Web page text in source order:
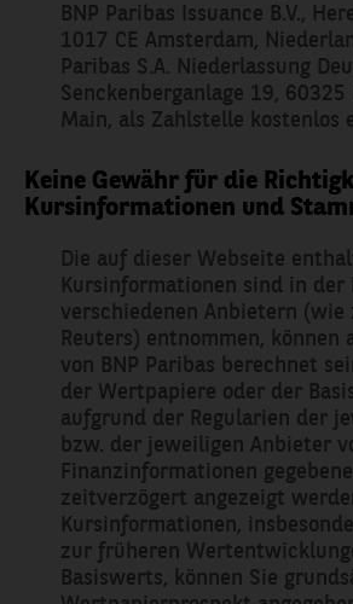
BNP Paribas Issuance B.V.,
1017 CE Amsterdam,
Paribas S.A. Niederlassung
Senckenberganlage 19,
Main, als Zahlstelle kostenlos
Keine Gewähr für die
Kursinformationen und
Die auf dieser Webseite
Kursinformationen sind in der
verschiedenen Anbietern (wie
Reuters) entnommen, können
von BNP Paribas berechnet
der Wertpapiere oder der
aufgrund der Regularien der
bzw. der jeweiligen Anbieter
Finanzinformationen
zeitverzögert angezeigt
Kursinformationen,
zur früheren
Basiswerts, können Sie